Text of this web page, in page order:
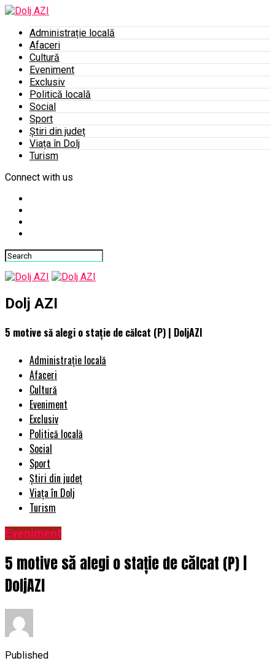
Administrație locală
Afaceri
Cultură
Eveniment
Exclusiv
Politică locală
Social
Sport
Știri din județ
Viața în Dolj
Turism
Connect with us
Dolj AZI
5 motive să alegi o stație de călcat (P) | DoljAZI
Administrație locală
Afaceri
Cultură
Eveniment
Exclusiv
Politică locală
Social
Sport
Știri din județ
Viața în Dolj
Turism
Eveniment
5 motive să alegi o stație de călcat (P) |
DoljAZI
Published